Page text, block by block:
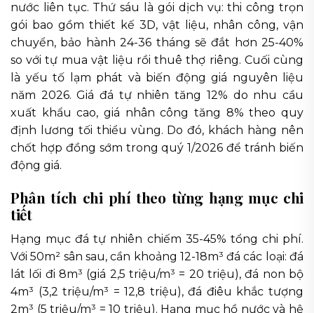
nước liên tục. Thứ sáu là gói dịch vụ: thi công trọn
gói bao gồm thiết kế 3D, vật liệu, nhân công, vận
chuyển, bảo hành 24-36 tháng sẽ đắt hơn 25-40%
so với tự mua vật liệu rồi thuê thợ riêng. Cuối cùng
là yếu tố lạm phát và biến động giá nguyên liệu
năm 2026. Giá đá tự nhiên tăng 12% do nhu cầu
xuất khẩu cao, giá nhân công tăng 8% theo quy
định lương tối thiểu vùng. Do đó, khách hàng nên
chốt hợp đồng sớm trong quý 1/2026 để tránh biến
động giá.
Phân tích chi phí theo từng hạng mục chi
tiết
Hạng mục đá tự nhiên chiếm 35-45% tổng chi phí.
Với 50m² sân sau, cần khoảng 12-18m³ đá các loại: đá
lát lối đi 8m³ (giá 2,5 triệu/m³ = 20 triệu), đá non bộ
4m³ (3,2 triệu/m³ = 12,8 triệu), đá điêu khắc tượng
2m³ (5 triệu/m³ = 10 triệu). Hạng mục hồ nước và hệ